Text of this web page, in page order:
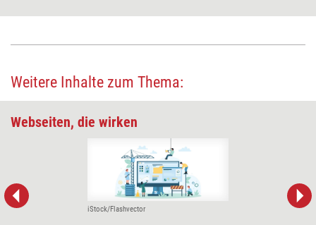
Weitere Inhalte zum Thema:
Webseiten, die wirken
iStock/Flashvector